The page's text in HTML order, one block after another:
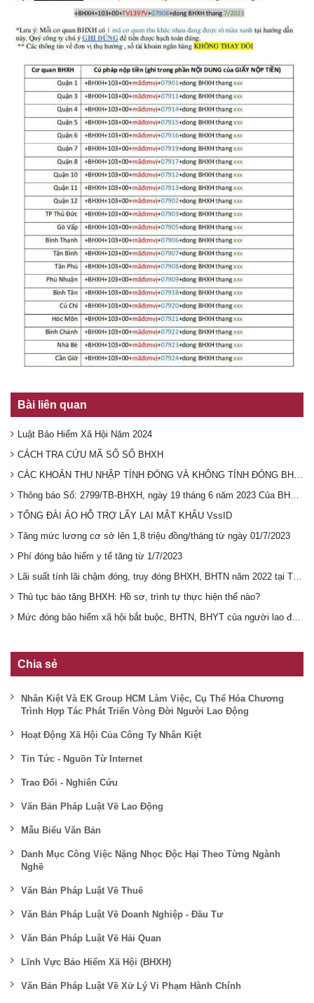
Bài liên quan
Luật Bảo Hiểm Xã Hội Năm 2024
CÁCH TRA CỨU MÃ SỐ SỔ BHXH
CÁC KHOẢN THU NHẬP TÍNH ĐÓNG VÀ KHÔNG TÍNH ĐÓNG BHXH BẮT BUỘC 2023
Thông báo Số: 2799/TB-BHXH, ngày 19 tháng 6 năm 2023 Của BHXH Thành phố Hà Nội
TỔNG ĐÀI ẢO HỖ TRỢ LẤY LẠI MẬT KHẨU VssID
Tăng mức lương cơ sở lên 1,8 triệu đồng/tháng từ ngày 01/7/2023
Phí đóng bảo hiểm y tế tăng từ 1/7/2023
Lãi suất tính lãi chậm đóng, truy đóng BHXH, BHTN năm 2022 tại TP.HCM
Thủ tục báo tăng BHXH: Hồ sơ, trình tự thực hiện thế nào?
Mức đóng bảo hiểm xã hội bắt buộc, BHTN, BHYT của người lao động từ ngày 01/10/2022
Chia sẻ
Nhân Kiệt Và EK Group HCM Làm Việc, Cụ Thể Hóa Chương
Trình Hợp Tác Phát Triển Vòng Đời Người Lao Động
Hoạt Động Xã Hội Của Công Ty Nhân Kiệt
Tin Tức - Nguồn Từ Internet
Trao Đổi - Nghiên Cứu
Văn Bản Pháp Luật Về Lao Động
Mẫu Biểu Văn Bản
Danh Mục Công Việc Nặng Nhọc Độc Hại Theo Từng Ngành
Nghề
Văn Bản Pháp Luật Về Thuế
Văn Bản Pháp Luật Về Doanh Nghiệp - Đầu Tư
Văn Bản Pháp Luật Về Hải Quan
Lĩnh Vực Bảo Hiểm Xã Hội (BHXH)
Văn Bản Pháp Luật Về Xử Lý Vi Phạm Hành Chính